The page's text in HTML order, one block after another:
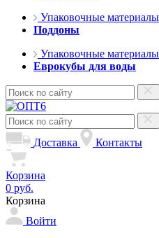
Упаковочные материалы
Поддоны
Упаковочные материалы
Еврокубы для воды
Доставка
Контакты
Корзина
0 руб.
Корзина
Войти